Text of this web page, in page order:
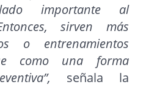
importante al
sirven más
o entrenamientos
como una forma
señala la